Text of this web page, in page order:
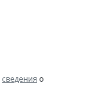
сведения о